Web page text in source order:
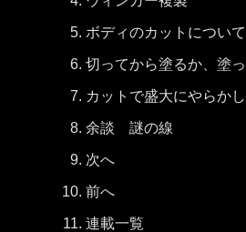
ボディのカットについて
切ってから塗るか、塗
カットで盛大にやらか
余談 謎の線
次へ
前へ
連載一覧